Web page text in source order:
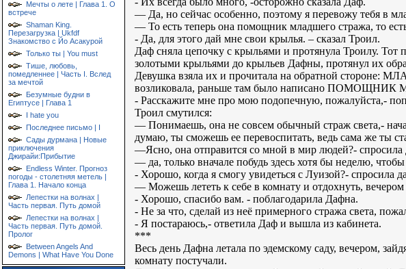
Мечты о лете | Глава 1. О
встрече
Shaman King.
Перезагрузка | Ukfdf
Знакомство с Йо Асакурой
Только ты | You must
Тише, любовь,
помедленнее | Часть I. Вслед
за мечтой
Безумные будни в
Египтусе | Глава 1
I hate you
Последнее письмо | I
Сады дурмана | Новые
приключения
Джирайи:Прибытие
Endless Winter. Прогноз
погоды - столетняя метель |
Глава 1. Начало конца
Лепестки на волнах |
Часть первая. Путь домой
Лепестки на волнах |
Часть первая. Путь домой.
Пролог
Between Angels And
Demons | What Have You Done
— Да, но сейчас особенно, поэтому я перевожу тебя в
— То есть теперь она помощник младшего стража, то
- Да, для этого дай мне свои крылья. – сказал Троил.
Даф сняла цепочку с крыльями и протянула Троилу. Тот
золотыми крыльями до крыльев Дафны, протянул их
Девушка взяла их и прочитала на обратной
возликовала, раньше там было написано
- Расскажите мне про мою подопечную, пожалуйста,-
Троил смутился:
— Понимаешь, она не совсем обычный страж света,-
думаю, ты сможешь ее перевоспитать, ведь сама же ты
—Ясно, она отправится со мной в мир людей?-
— да, только вначале побудь здесь хотя бы неделю,
- Хорошо, когда я смогу увидеться с Луизой?- спросила
— Можешь лететь к себе в комнату и отдохнуть,
- Хорошо, спасибо вам. - поблагодарила Дафна.
- Не за что, сделай из неё примерного стража света,
- Я постараюсь,- ответила Даф и вышла из кабинета.
***
Весь день Дафна летала по эдемскому саду, вечером,
комнату постучали.